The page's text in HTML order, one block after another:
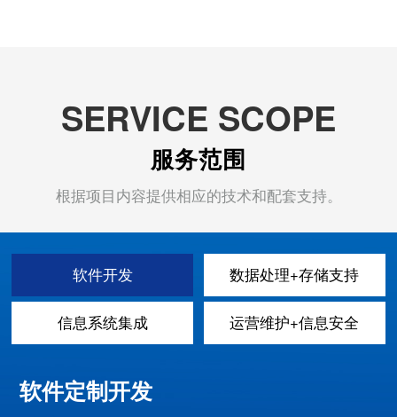
SERVICE SCOPE
服务范围
根据项目内容提供相应的技术和配套支持。
软件开发 数据处理+存储支持
信息系统集成 运营维护+信息安全
软件定制开发